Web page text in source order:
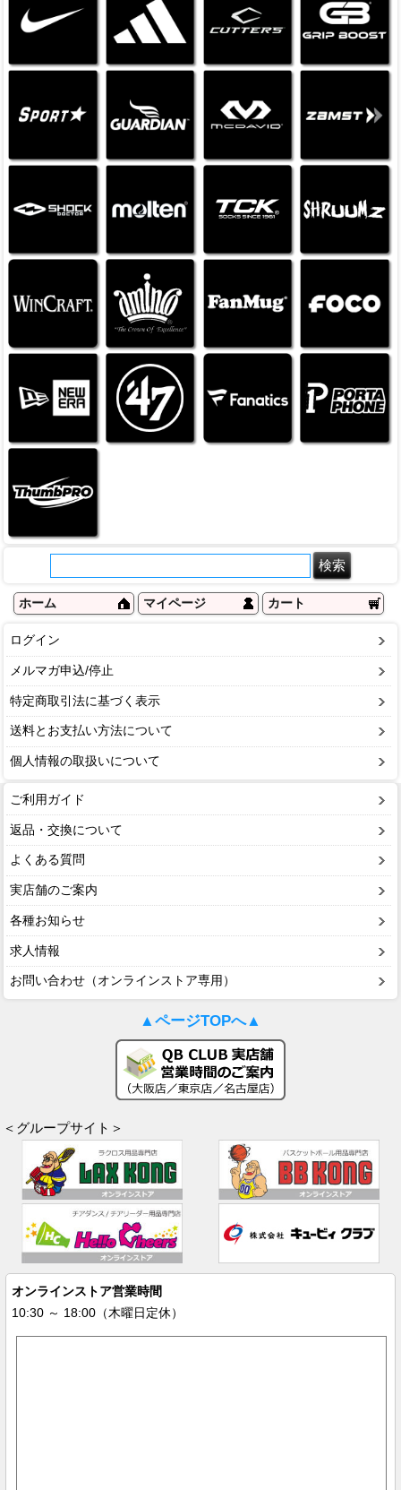
ホーム マイページ カート
ログイン
メルマガ申込/停止
特定商取引法に基づく表示
送料とお支払い方法について
個人情報の取扱いについて
ご利用ガイド
返品・交換について
よくある質問
実店舗のご案内
各種お知らせ
求人情報
お問い合わせ（オンラインストア専用）
▲ページTOPへ▲
＜グループサイト＞
オンラインストア営業時間
10:30 ～ 18:00（木曜日定休）